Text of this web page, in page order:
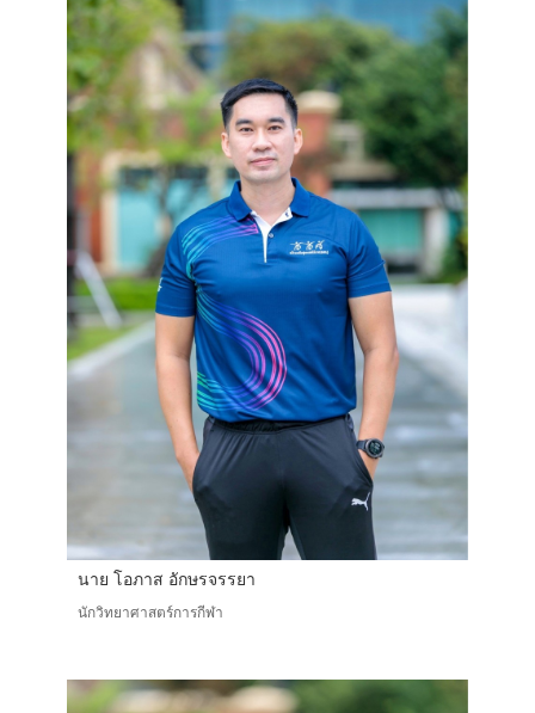
นาย โอภาส อักษรจรรยา
นักวิทยาศาสตร์การกีฬา